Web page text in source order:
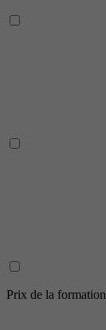
Prix de la formation